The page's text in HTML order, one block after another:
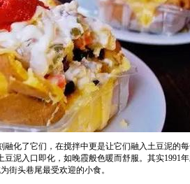
化了它们，在搅拌中更是让它们融入土豆泥的
泥入口即化，如晚霞般色暖而舒服。其实1991
街头巷尾最受欢迎的小食。